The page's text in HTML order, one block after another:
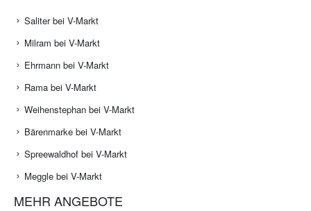
Saliter bei V-Markt
Milram bei V-Markt
Ehrmann bei V-Markt
Rama bei V-Markt
Weihenstephan bei V-Markt
Bärenmarke bei V-Markt
Spreewaldhof bei V-Markt
Meggle bei V-Markt
MEHR ANGEBOTE